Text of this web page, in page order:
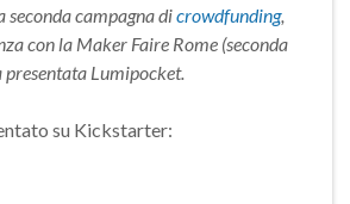
seconda campagna dicrowdfunding,
con la Maker Faire Rome (seconda
presentata Lumipocket.
su Kickstarter: